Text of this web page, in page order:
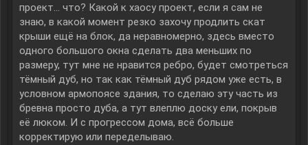
проект… что? Какой к хаосу проект, если я сам не
знаю, в какой момент резко захочу продлить скат
крыши ещё на блок, да неравномерно, здесь вместо
одного большого окна сделать два меньших по
размеру, тут мне не нравится ребро, будет смотреться
тёмный дуб, но так как тёмный дуб рядом уже есть, в
условном армопоясе здания, то сделаю эту часть из
бревна просто дуба, а тут влеплю доску ели, покрыв
её люком. И с прогрессом дома, всё больше
корректирую или переделываю.